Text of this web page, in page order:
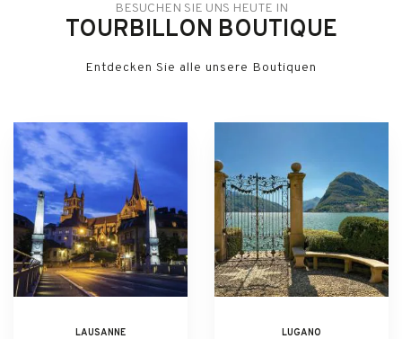
BESUCHEN SIE UNS HEUTE IN
TOURBILLON BOUTIQUE
Entdecken Sie alle unsere Boutiquen
LAUSANNE LUGANO